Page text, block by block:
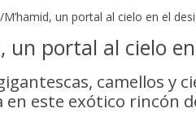
/M’hamid, un portal al cielo en el
un portal al cielo
camellos y
en este exótico rincón